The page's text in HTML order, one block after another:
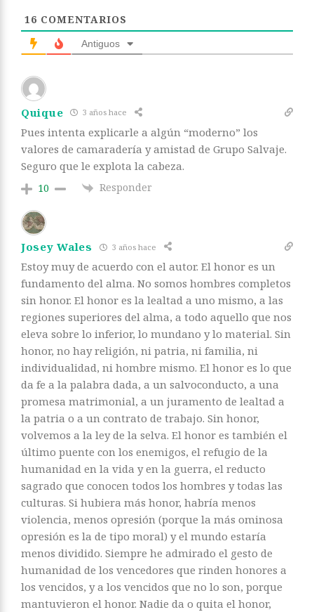
16 COMENTARIOS
Antiguos
Quique 3 años hace
Pues intenta explicarle a algún “moderno” los
valores de camaradería y amistad de Grupo Salvaje.
Seguro que le explota la cabeza.
10 Responder
Josey Wales 3 años hace
Estoy muy de acuerdo con el autor. El honor es un
fundamento del alma. No somos hombres completos
sin honor. El honor es la lealtad a uno mismo, a las
regiones superiores del alma, a todo aquello que nos
eleva sobre lo inferior, lo mundano y lo material. Sin
honor, no hay religión, ni patria, ni familia, ni
individualidad, ni hombre mismo. El honor es lo que
da fe a la palabra dada, a un salvoconducto, a una
promesa matrimonial, a un juramento de lealtad a
la patria o a un contrato de trabajo. Sin honor,
volvemos a la ley de la selva. El honor es también el
último puente con los enemigos, el refugio de la
humanidad en la vida y en la guerra, el reducto
sagrado que conocen todos los hombres y todas las
culturas. Si hubiera más honor, habría menos
violencia, menos opresión (porque la más ominosa
opresión es la de tipo moral) y el mundo estaría
menos dividido. Siempre he admirado el gesto de
humanidad de los vencedores que rinden honores a
los vencidos, y a los vencidos que no lo son, porque
mantuvieron el honor. Nadie da o quita el honor,